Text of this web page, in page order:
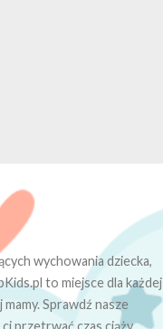
wychowania dziecka,
to miejsce dla każdej
Sprawdź nasze